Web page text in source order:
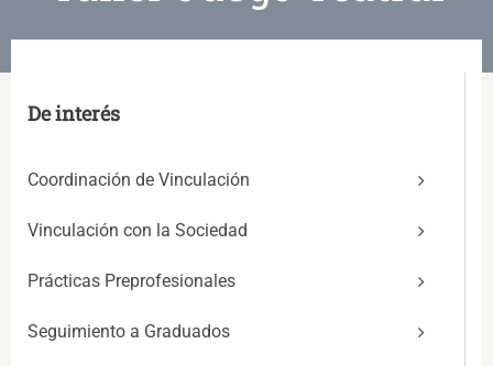
De interés
Coordinación de Vinculación
Vinculación con la Sociedad
Prácticas Preprofesionales
Seguimiento a Graduados